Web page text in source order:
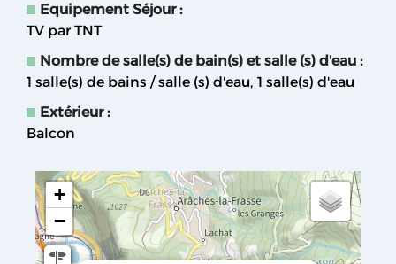
Equipement Séjour:
TV par TNT
Nombre de salle(s) de bain(s) et salle (s) d'eau :
1 salle(s) de bains / salle (s) d'eau 1 salle(s) d'eau
Extérieur:
Balcon
+
−